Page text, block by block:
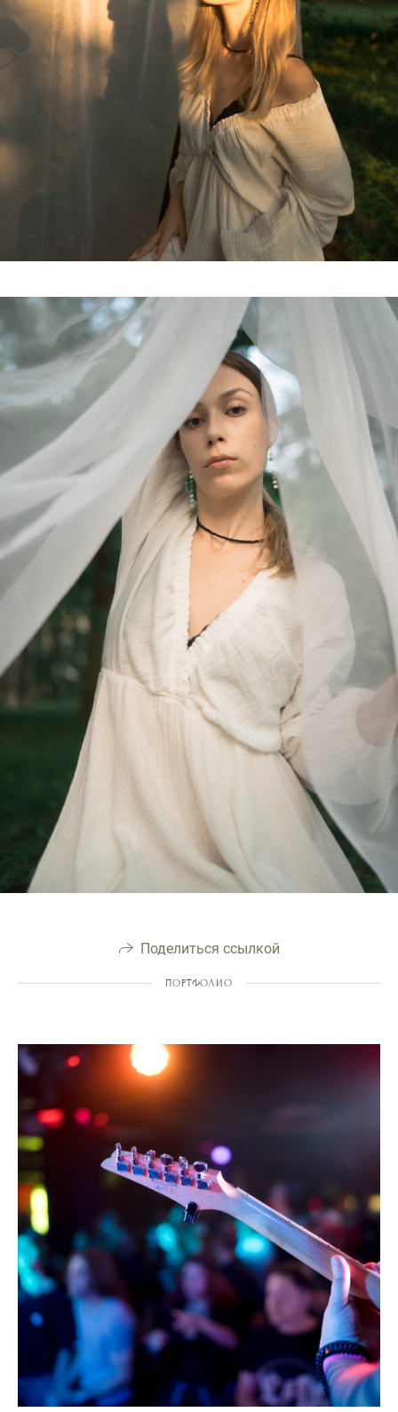
Поделиться ссылкой
ПОРТФОЛИО